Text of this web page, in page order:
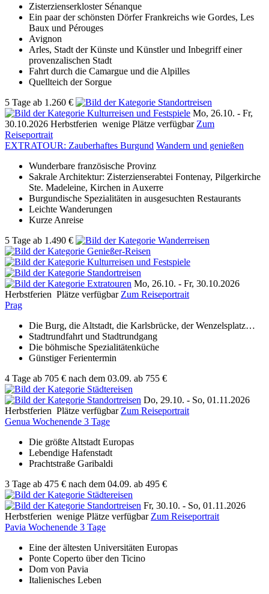
Zisterzienserkloster Sénanque
Ein paar der schönsten Dörfer Frankreichs wie Gordes, Les
Baux und Pérouges
Avignon
Arles, Stadt der Künste und Künstler und Inbegriff einer
provenzalischen Stadt
Fahrt durch die Camargue und die Alpilles
Quellteich der Sorgue
5 Tage ab 1.260 €
Mo, 26.10. - Fr,
30.10.2026 Herbstferien wenige Plätze verfügbar Zum
Reiseportrait
EXTRATOUR: Zauberhaftes Burgund Wandern und genießen
Wunderbare französische Provinz
Sakrale Architektur: Zisterzienserabtei Fontenay, Pilgerkirche
Ste. Madeleine, Kirchen in Auxerre
Burgundische Spezialitäten in ausgesuchten Restaurants
Leichte Wanderungen
Kurze Anreise
5 Tage ab 1.490 €
Mo, 26.10. - Fr, 30.10.2026
Herbstferien Plätze verfügbar Zum Reiseportrait
Prag
Die Burg, die Altstadt, die Karlsbrücke, der Wenzelsplatz…
Stadtrundfahrt und Stadtrundgang
Die böhmische Spezialitätenküche
Günstiger Ferientermin
4 Tage ab 705 € nach dem 03.09. ab 755 €
Do, 29.10. - So, 01.11.2026
Herbstferien Plätze verfügbar Zum Reiseportrait
Genua Wochenende 3 Tage
Die größte Altstadt Europas
Lebendige Hafenstadt
Prachtstraße Garibaldi
3 Tage ab 475 € nach dem 04.09. ab 495 €
Fr, 30.10. - So, 01.11.2026
Herbstferien wenige Plätze verfügbar Zum Reiseportrait
Pavia Wochenende 3 Tage
Eine der ältesten Universitäten Europas
Ponte Coperto über den Ticino
Dom von Pavia
Italienisches Leben